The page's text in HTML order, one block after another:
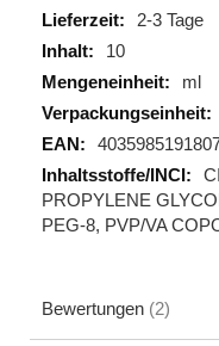
Informationen2-3 Tage
10
ml
PROPYLENE
PEG-8, PVP/VA
Bewertungen 2